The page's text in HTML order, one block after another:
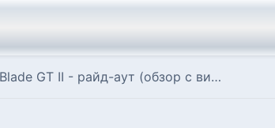
Teverun Blade GT II - райд-аут (обзор с видео)